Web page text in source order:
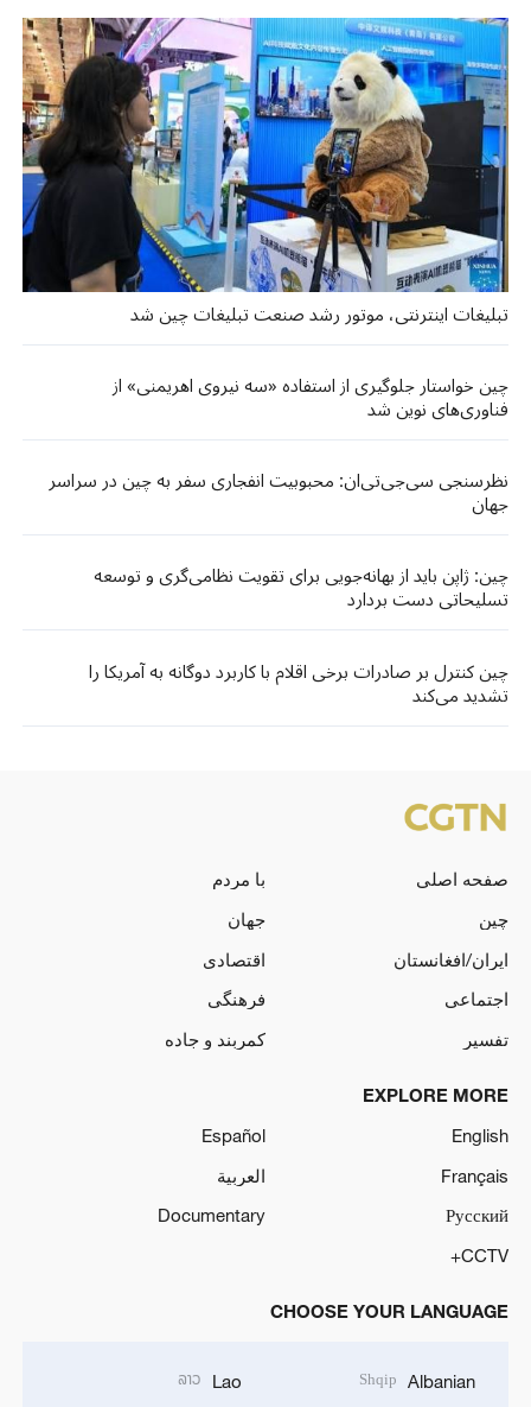
تبلیغات اینترنتی، موتور رشد صنعت تبلیغات چین شد
چین خواستار جلوگیری از استفاده «سه نیروی اهریمنی» از
فناوری‌های نوین شد
نظرسنجی سی‌جی‌تی‌ان: محبوبیت انفجاری سفر به چین در سراسر
جهان
چین: ژاپن باید از بهانه‌جویی برای تقویت نظامی‌گری و توسعه
تسلیحاتی دست بردارد
چین کنترل بر صادرات برخی اقلام با کاربرد دوگانه به آمریکا را
تشدید می‌کند
صفحه اصلی
با مردم
چین
جهان
ایران/افغانستان
اقتصادی
اجتماعی
فرهنگی
تفسیر
کمربند و جاده
EXPLORE MORE
English
Español
Français
العربية
Русский
Documentary
CCTV+
CHOOSE YOUR LANGUAGE
Albanian
Shqip
Lao
ລາວ